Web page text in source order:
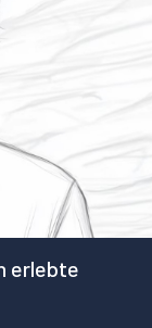
erlebte